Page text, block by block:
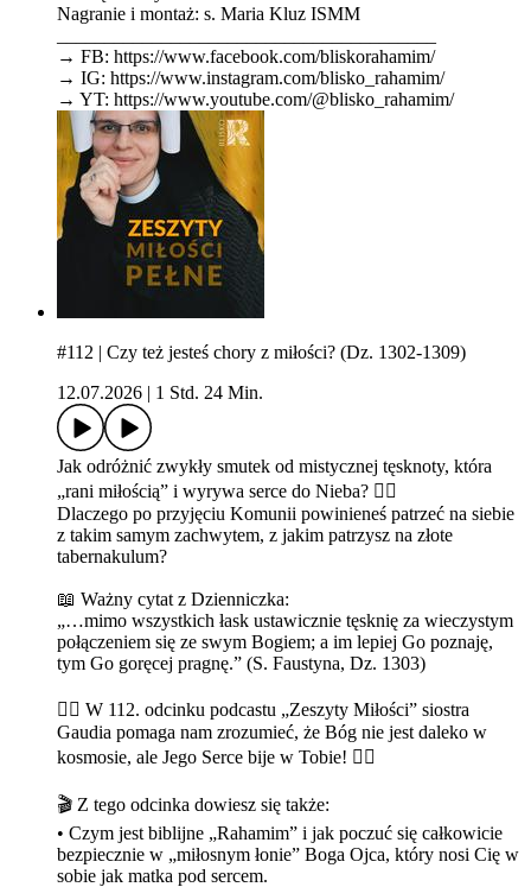
Nagranie i montaż: s. Maria Kluz ISMM
→ FB: ⁠⁠⁠⁠⁠⁠⁠⁠⁠⁠⁠⁠⁠⁠⁠⁠⁠⁠⁠⁠⁠⁠⁠⁠⁠⁠⁠⁠⁠⁠⁠⁠⁠⁠https://www.facebook.com/bliskorahamim/⁠⁠⁠⁠⁠⁠⁠⁠⁠⁠⁠⁠⁠⁠⁠⁠⁠⁠⁠⁠⁠⁠⁠⁠⁠⁠⁠⁠⁠⁠⁠⁠⁠⁠
→ IG: ⁠⁠⁠⁠⁠⁠⁠⁠⁠⁠⁠⁠⁠⁠⁠⁠⁠⁠⁠⁠⁠⁠⁠⁠⁠⁠⁠⁠⁠⁠⁠⁠⁠⁠https://www.instagram.com/blisko_rahamim/⁠⁠⁠⁠⁠⁠⁠⁠⁠⁠⁠⁠⁠⁠⁠⁠⁠⁠⁠⁠⁠⁠⁠⁠⁠⁠⁠⁠⁠⁠⁠⁠⁠⁠
→ YT: ⁠⁠⁠⁠⁠⁠⁠⁠⁠⁠⁠⁠⁠⁠⁠⁠⁠⁠⁠⁠⁠⁠⁠⁠⁠⁠⁠⁠⁠⁠⁠⁠⁠⁠https://www.youtube.com/@blisko_rahamim/
#112 | Czy też jesteś chory z miłości? (Dz. 1302-1309)
12.07.2026
1 Std. 24 Min.
Jak odróżnić zwykły smutek od mistycznej tęsknoty, która
„rani miłością” i wyrywa serce do Nieba? ❤️‍🔥
Dlaczego po przyjęciu Komunii powinieneś patrzeć na siebie
z takim samym zachwytem, z jakim patrzysz na złote
tabernakulum?
📖 Ważny cytat z Dzienniczka:
„…mimo wszystkich łask ustawicznie tęsknię za wieczystym
połączeniem się ze swym Bogiem; a im lepiej Go poznaję,
tym Go goręcej pragnę.” (S. Faustyna, Dz. 1303)
👉🏼 W 112. odcinku podcastu „Zeszyty Miłości” siostra
Gaudia pomaga nam zrozumieć, że Bóg nie jest daleko w
kosmosie, ale Jego Serce bije w Tobie! ❤️‍🔥
🎬 Z tego odcinka dowiesz się także:
• Czym jest biblijne „Rahamim” i jak poczuć się całkowicie
bezpiecznie w „miłosnym łonie” Boga Ojca, który nosi Cię w
sobie jak matka pod sercem.